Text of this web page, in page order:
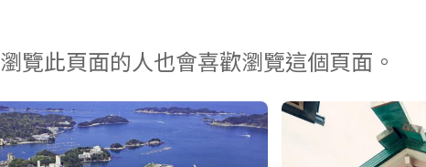
瀏覽此頁面的人也會喜歡瀏覽這個頁面。